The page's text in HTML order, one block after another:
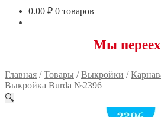
0.00 ₽ 0 товаров
Мы переехали!
Главная /Товары /Выкройки /
Выкройка Burda №2396
🔍